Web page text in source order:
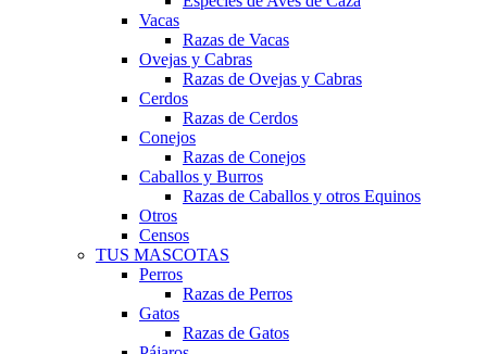
Vacas
Razas de Vacas
Ovejas y Cabras
Razas de Ovejas y Cabras
Cerdos
Razas de Cerdos
Conejos
Razas de Conejos
Caballos y Burros
Razas de Caballos y otros Equinos
Otros
Censos
TUS MASCOTAS
Perros
Razas de Perros
Gatos
Razas de Gatos